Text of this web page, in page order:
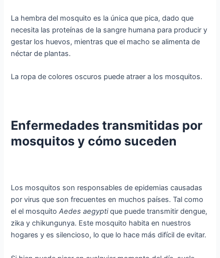
La hembra del mosquito es la única que pica, dado que
necesita las proteínas de la sangre humana para producir y
gestar los huevos, mientras que el macho se alimenta de
néctar de plantas.
La ropa de colores oscuros puede atraer a los mosquitos.
Enfermedades transmitidas por
mosquitos y cómo suceden
Los mosquitos son responsables de epidemias causadas
por virus que son frecuentes en muchos países. Tal como
el el mosquitoAedes aegyptique puede transmitir dengue,
zika y chikungunya. Este mosquito habita en nuestros
hogares y es silencioso, lo que lo hace más difícil de evitar.